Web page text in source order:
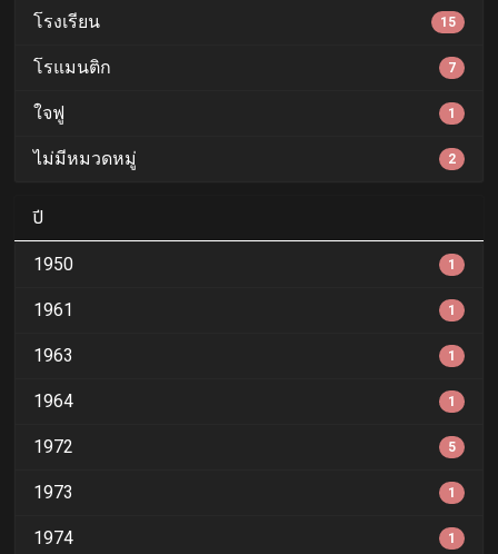
โรงเรียน 15
โรแมนติก 7
ใจฟู 1
ไม่มีหมวดหมู่ 2
ปี
1950 1
1961 1
1963 1
1964 1
1972 5
1973 1
1974 1